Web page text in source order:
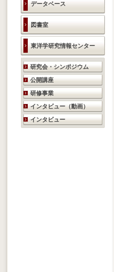
データベース
図書室
東洋学研究情報センター
研究活動のご案内
研究会・シンポジウム
公開講座
研修事業
インタビュー（動画）
インタビュー